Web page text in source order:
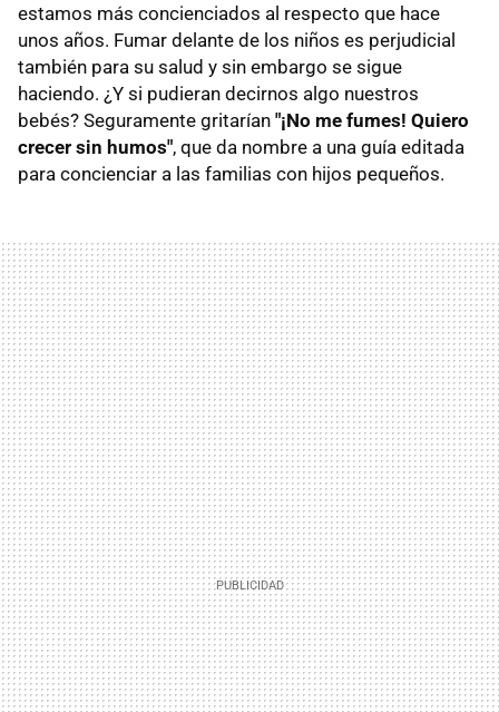
estamos más concienciados al respecto que hace
unos años. Fumar delante de los niños es perjudicial
también para su salud y sin embargo se sigue
haciendo. ¿Y si pudieran decirnos algo nuestros
bebés? Seguramente gritarían "¡No me fumes! Quiero
crecer sin humos", que da nombre a una guía editada
para concienciar a las familias con hijos pequeños.